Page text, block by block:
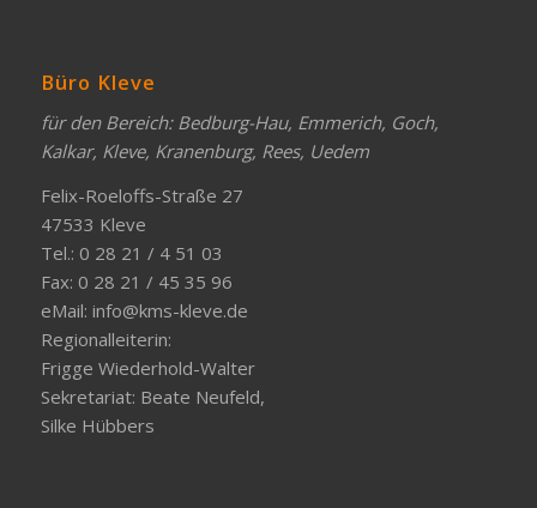
Büro Kleve
für den Bereich: Bedburg-Hau, Emmerich, Goch,
Kalkar, Kleve, Kranenburg, Rees, Uedem
Felix-Roeloffs-Straße 27
47533 Kleve
Tel.: 0 28 21 / 4 51 03
Fax: 0 28 21 / 45 35 96
eMail: info@kms-kleve.de
Regionalleiterin:
Frigge Wiederhold-Walter
Sekretariat: Beate Neufeld,
Silke Hübbers